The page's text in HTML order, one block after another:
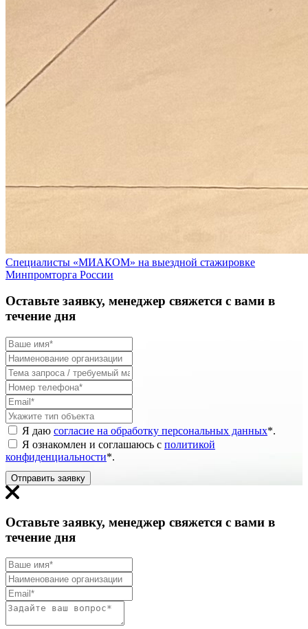
Специалисты «МИАКОМ» на выездной стажировке
Минпромторга России
Оставьте заявку, менеджер свяжется с вами в
течение дня
Я даю согласие на обработку персональных данных*.
Я ознакомлен и соглашаюсь с политикой
конфиденциальности*.
Отправить заявку
Оставьте заявку, менеджер свяжется с вами в
течение дня